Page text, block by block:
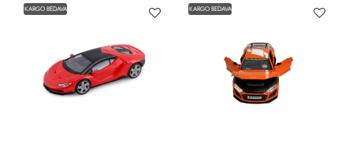
KARGO BEDAVA KARGO BEDAVA